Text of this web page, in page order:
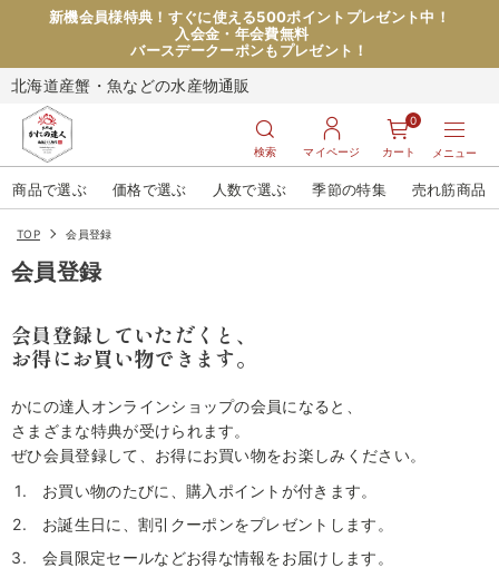
新機会員様特典！すぐに使える500ポイントプレゼント中！
入会金・年会費無料
バースデークーポンもプレゼント！
北海道産蟹・魚などの水産物通販
検索 マイページ カート
0
メニュー
商品で選ぶ 価格で選ぶ 人数で選ぶ 季節の特集 売れ筋商品
TOP 会員登録
会員登録
会員登録していただくと、
お得にお買い物できます。
かにの達人オンラインショップの会員になると、
さまざまな特典が受けられます。
ぜひ会員登録して、お得にお買い物をお楽しみください。
お買い物のたびに、購入ポイントが付きます。
お誕生日に、割引クーポンをプレゼントします。
会員限定セールなどお得な情報をお届けします。